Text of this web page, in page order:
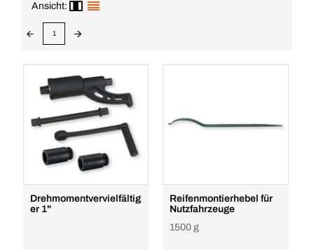
Ansicht:
1
Drehmomentvervielfältig
er 1"
Reifenmontierhebel für
Nutzfahrzeuge
1500 g